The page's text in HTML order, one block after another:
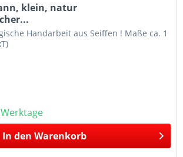
klein, natur
Handarbeit aus Seiffen ! Maße ca. 1
In den Warenkorb